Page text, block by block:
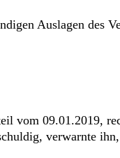
Auslagen des
vom 09.01.2019,
verwarnte